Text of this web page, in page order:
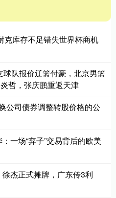
克库存不足错失世界杯商机
队报价辽篮付豪，北京男篮
哲，张庆鹏重返天津
公司债券调整转股价格的公
一场“弃子”交易背后的欧美
杰正式摊牌，广东传3利